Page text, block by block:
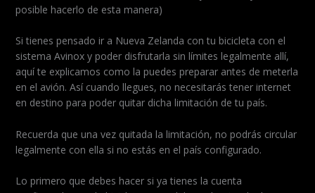
posible hacerlo de esta manera)
Si tienes pensado ir a Nueva Zelanda con tu bicicleta con el
sistema Avinox y poder disfrutarla sin límites legalmente allí,
aquí te explicamos como la puedes preparar antes de meterla
en el avión. Así cuando llegues, no necesitarás tener internet
en destino para poder quitar dicha limitación de tu país.
Recuerda que una vez quitada la limitación, no podrás circular
legalmente con ella si no estás en el país configurado.
Lo primero que debes hacer si ya tienes la cuenta